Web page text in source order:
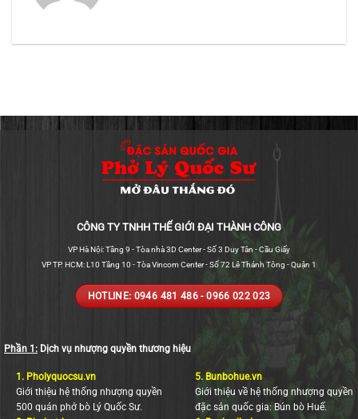
CÔNG TY TNHH THẾ GIỚI ĐẠI THÀNH CÔNG
VP Hà Nội: Tầng 9 - Tòa nhà 3D Center - Số 3 Duy Tân - Cầu Giấy
VP TP. HCM: L10 Tầng 10 - Tòa Vincom Center - Số 72 Lê Thánh Tông - Quận 1
HOTLINE: 0946 481 486 - 0966 022 023
Phần 1: Dịch vụ nhượng quyền thương hiệu
1. Pholyquocsu.vn
Giới thiệu hệ thống nhượng quyền
500 quán phở bò Lý Quốc Sư.
5.Bunbohue.vn
Giới thiệu về hệ thống nhượng quyền
đặc sản quốc gia: Bún bò Huế.